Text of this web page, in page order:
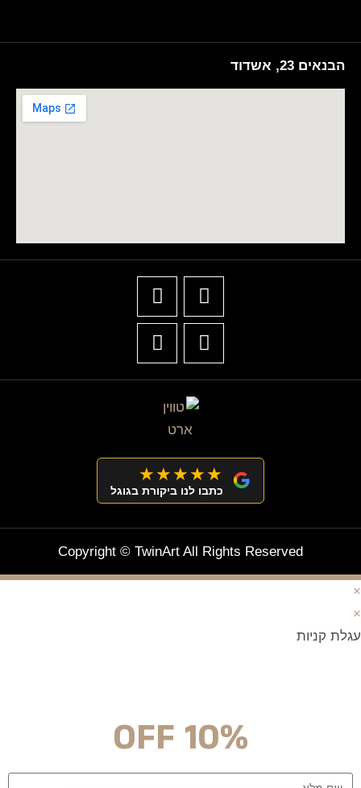
הבנאים 23, אשדוד
★★★★★
כתבו לנו ביקורת בגוגל
Copyright © TwinArt All Rights Reserved
×
×
עגלת קניות
10% OFF